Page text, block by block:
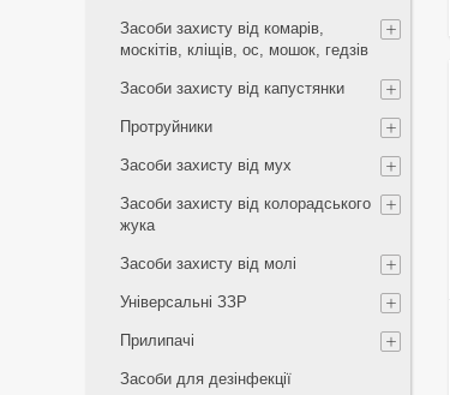
Засоби захисту від комарів,
москітів, кліщів, ос, мошок, гедзів
Засоби захисту від капустянки
Протруйники
Засоби захисту від мух
Засоби захисту від колорадського
жука
Засоби захисту від молі
Універсальні ЗЗР
Прилипачі
Засоби для дезінфекції